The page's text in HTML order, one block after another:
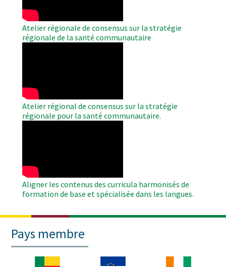
Atelier régionale de consensus sur la stratégie
régionale de la santé communautaire
Atelier régional de consensus sur la stratégie
régionale pour la santé communautaire.
Aligner les contenus des curricula harmonisés de
formation de base et spécialisée dans les langues.
Pays membre
Image